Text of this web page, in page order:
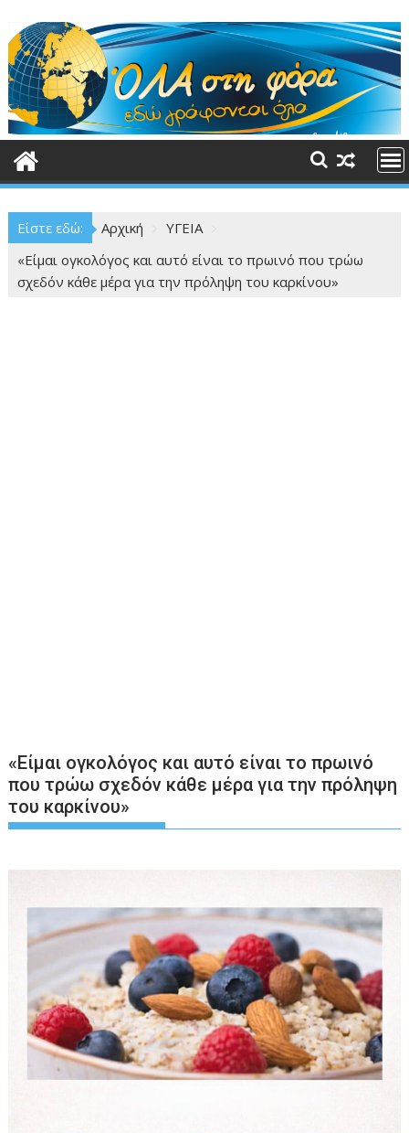
στο
περιεχόμενο
Είστε εδώ: Αρχική
ΥΓΕΙΑ
«Είμαι ογκολόγος και αυτό είναι το πρωινό που τρώω
σχεδόν κάθε μέρα για την πρόληψη του καρκίνου»
«Είμαι ογκολόγος και αυτό είναι το πρωινό
που τρώω σχεδόν κάθε μέρα για την πρόληψη
του καρκίνου»